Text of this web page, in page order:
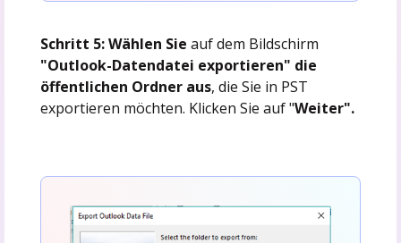
Schritt 5: Wählen Sie auf dem Bildschirm
"Outlook-Datendatei exportieren" die
öffentlichen Ordner aus, die Sie in PST
exportieren möchten. Klicken Sie auf "Weiter".